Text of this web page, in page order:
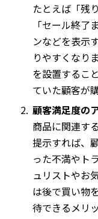
たとえば「残
「セール終
ンなどを表示
りやすくなり
を設置するこ
ていた顧客が
顧客満足度の
商品に関連す
提示すれば、
った不満やト
ュリストやお
は後で買い物
待できるメリ